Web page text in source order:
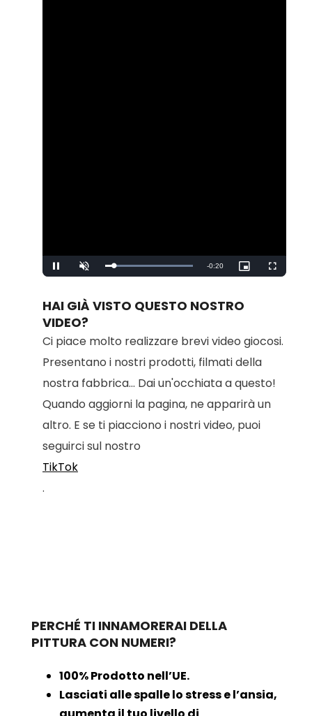
Pause Unmute Loaded:
Remaining
-0:20
Picture-
in-
Fullscreen
HAI GIÀ VISTO QUESTO NOSTRO
VIDEO?
Ci piace molto realizzare brevi video giocosi.
Presentano i nostri prodotti, filmati della
nostra fabbrica... Dai un'occhiata a questo!
Quando aggiorni la pagina, ne apparirà un
altro. E se ti piacciono i nostri video, puoi
seguirci sul nostro
TikTok
.
PERCHÉ TI INNAMORERAI DELLA
PITTURA CON NUMERI?
100% Prodotto nell’UE.
Lasciati alle spalle lo stress e l’ansia,